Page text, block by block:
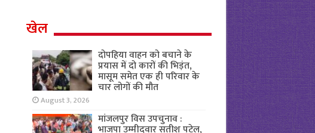
खेल
दोपहिया वाहन को बचाने के
प्रयास में दो कारों की भिड़ंत,
मासूम समेत एक ही परिवार के
चार लोगों की मौत
August 3, 2026
मांजलपुर विस उपचुनाव :
भाजपा उम्मीदवार सतीश पटेल,